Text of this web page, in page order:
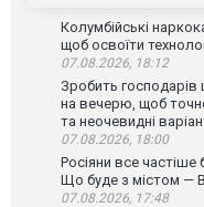
Колумбійські
щоб освоїти
07.08.2026, 18:12
Зробить
на вечерю, щоб
та неочевидні
07.08.2026, 18:00
Росіяни все частіше
Що буде з містом —
07.08.2026, 17:48